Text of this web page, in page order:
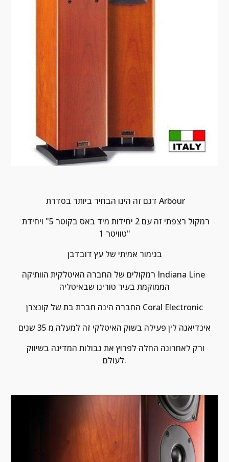
דגם זה הינו הבחיר ביותר בסדרת Arbour
טוויטר 1"
בגימור אמיתי של עץ דובדבן
רמקולים של החברה האיטלקית הוותיקה Indiana Line
הממוקמת בעיר טורינו שבאיטליה
החברה הינה חברת בת של קונצרן Coral Electronic
אינדיאנה לין פעילה בשוק האיטלקי זה למעלה מ 35 שנים
לעולם.